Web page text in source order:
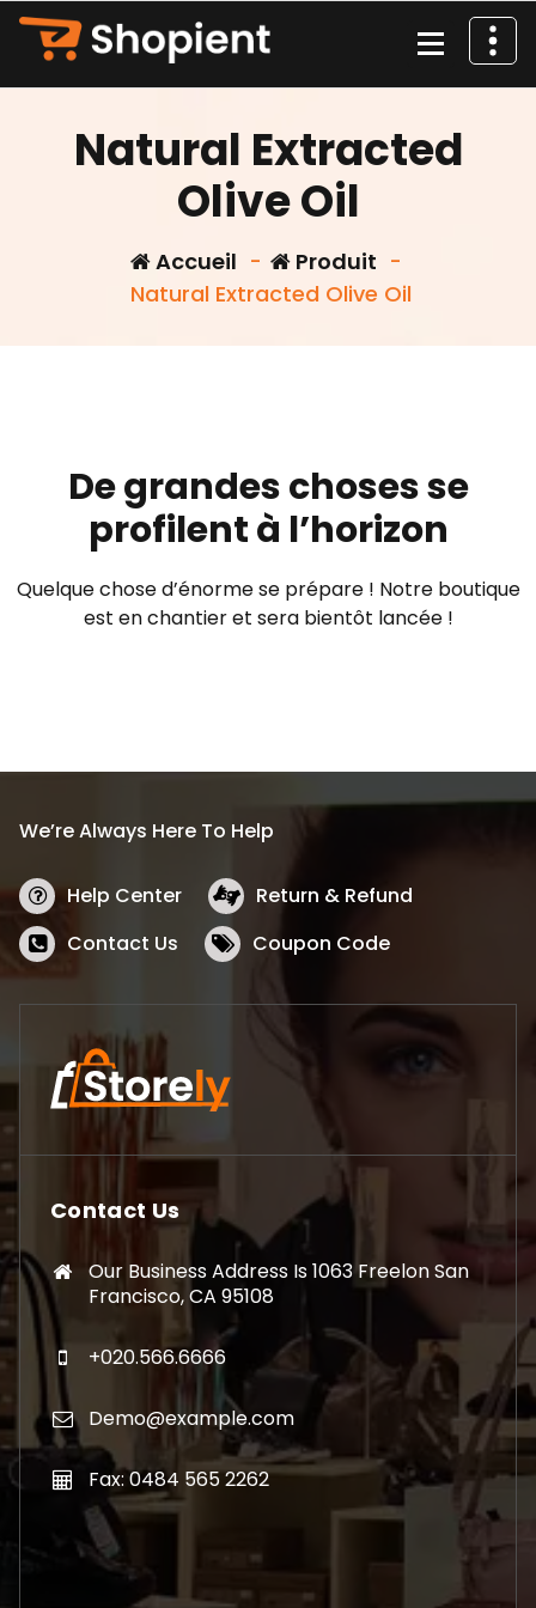
Aller
contenu
Natural Extracted
Olive Oil
Accueil - Produit -
Natural Extracted Olive Oil
De grandes choses se
profilent à l’horizon
Quelque chose d’énorme se prépare ! Notre boutique
est en chantier et sera bientôt lancée !
We’re Always Here To Help
Help Center
Return & Refund
Contact Us
Coupon Code
Contact Us
Our Business Address Is 1063 Freelon San
Francisco, CA 95108
+020.566.6666
Demo@example.com
Fax: 0484 565 2262